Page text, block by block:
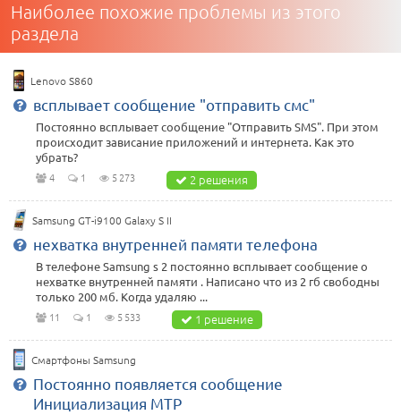
Наиболее похожие проблемы из этого
раздела
Lenovo S860
всплывает сообщение "отправить смс"
Постоянно всплывает сообщение "Отправить SMS". При этом
происходит зависание приложений и интернета. Как это
убрать?
4 1 5 273 2 решения
Samsung GT-i9100 Galaxy S II
нехватка внутренней памяти телефона
В телефоне Samsung s 2 постоянно всплывает сообщение о
нехватке внутренней памяти . Написано что из 2 гб свободны
только 200 мб. Когда удаляю ...
11 1 5 533 1 решение
Смартфоны Samsung
Постоянно появляется сообщение
Инициализация МТР